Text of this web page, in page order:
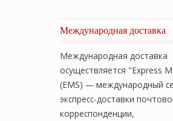
Международная доставка
Международная доставка
осуществляется "Express
(EMS) — международный
экспресс-доставки
корреспонденции,